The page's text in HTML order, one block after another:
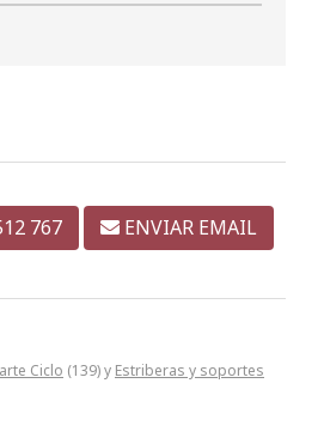
Ciclo (139) y Estriberas y soportes
767 ENVIAR EMAIL